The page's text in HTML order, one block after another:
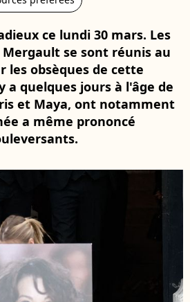
ce lundi 30 mars. Les
se sont réunis au
les obsèques de cette
a quelques jours à l'âge de
et Maya, ont notamment
a même prononcé